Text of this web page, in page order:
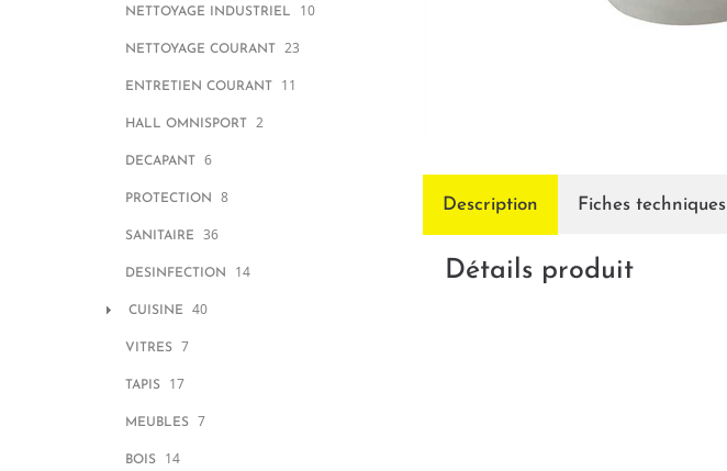
Description Fiches techniques
Détails produit
NETTOYAGE INDUSTRIEL 10
NETTOYAGE COURANT 23
ENTRETIEN COURANT 11
HALL OMNISPORT 2
DECAPANT 6
PROTECTION 8
SANITAIRE 36
DESINFECTION 14
CUISINE 40
VITRES 7
TAPIS 17
MEUBLES 7
BOIS 14